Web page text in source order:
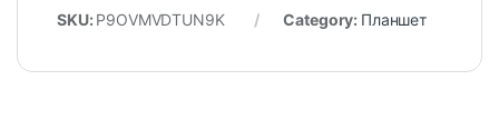
SKU: P9OVMVDTUN9K Category: Планшет